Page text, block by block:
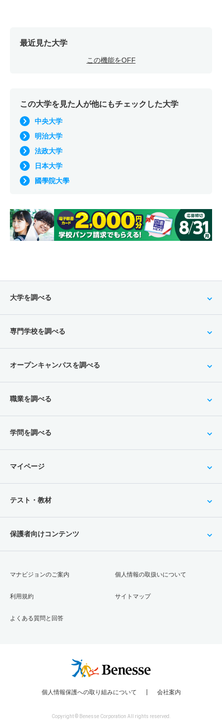
最近見た大学
この機能をOFF
この大学を見た人が他にもチェックした大学
中央大学
明治大学
法政大学
日本大学
國學院大學
大学を調べる
専門学校を調べる
オープンキャンパスを調べる
職業を調べる
学問を調べる
マイページ
テスト・教材
保護者向けコンテンツ
マナビジョンのご案内
利用規約
よくある質問と回答
個人情報の取扱いについて
サイトマップ
個人情報保護への取り組みについて 会社案内
Copyright © Benesse Corporation All rights reserved.